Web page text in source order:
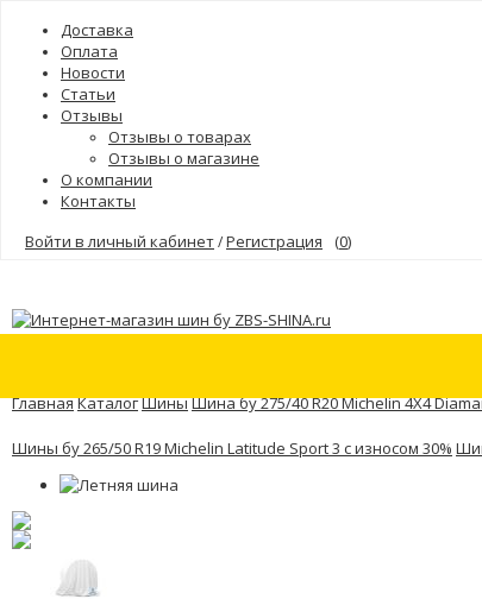
Доставка
Оплата
Новости
Статьи
Отзывы
Отзывы о товарах
Отзывы о магазине
О компании
Контакты
Войти в личный кабинет/Регистрация (0)
ГлавнаяКаталогШиныШина бу 275/40 R20 Michelin 4X4
Шины бу 265/50 R19 Michelin Latitude Sport 3 с износом 30%